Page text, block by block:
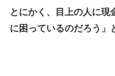
とにかく、目上の人に現
に困っているのだろう」